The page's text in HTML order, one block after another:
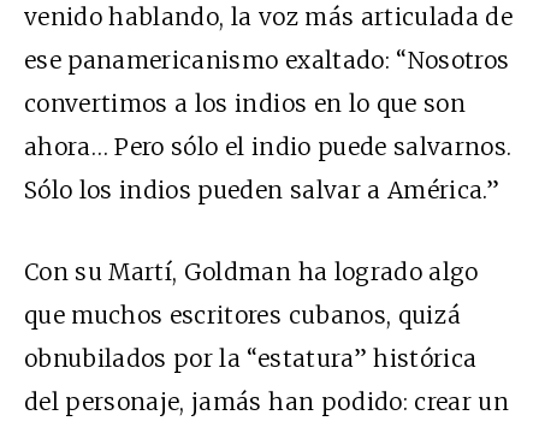
venido hablando, la voz más articulada de
ese panamericanismo exaltado: “Nosotros
convertimos a los indios en lo que son
ahora… Pero sólo el indio puede salvarnos.
Sólo los indios pueden salvar a América.”
Con su Martí, Goldman ha logrado algo
que muchos escritores cubanos, quizá
obnubilados por la “estatura” histórica
del personaje, jamás han podido: crear un